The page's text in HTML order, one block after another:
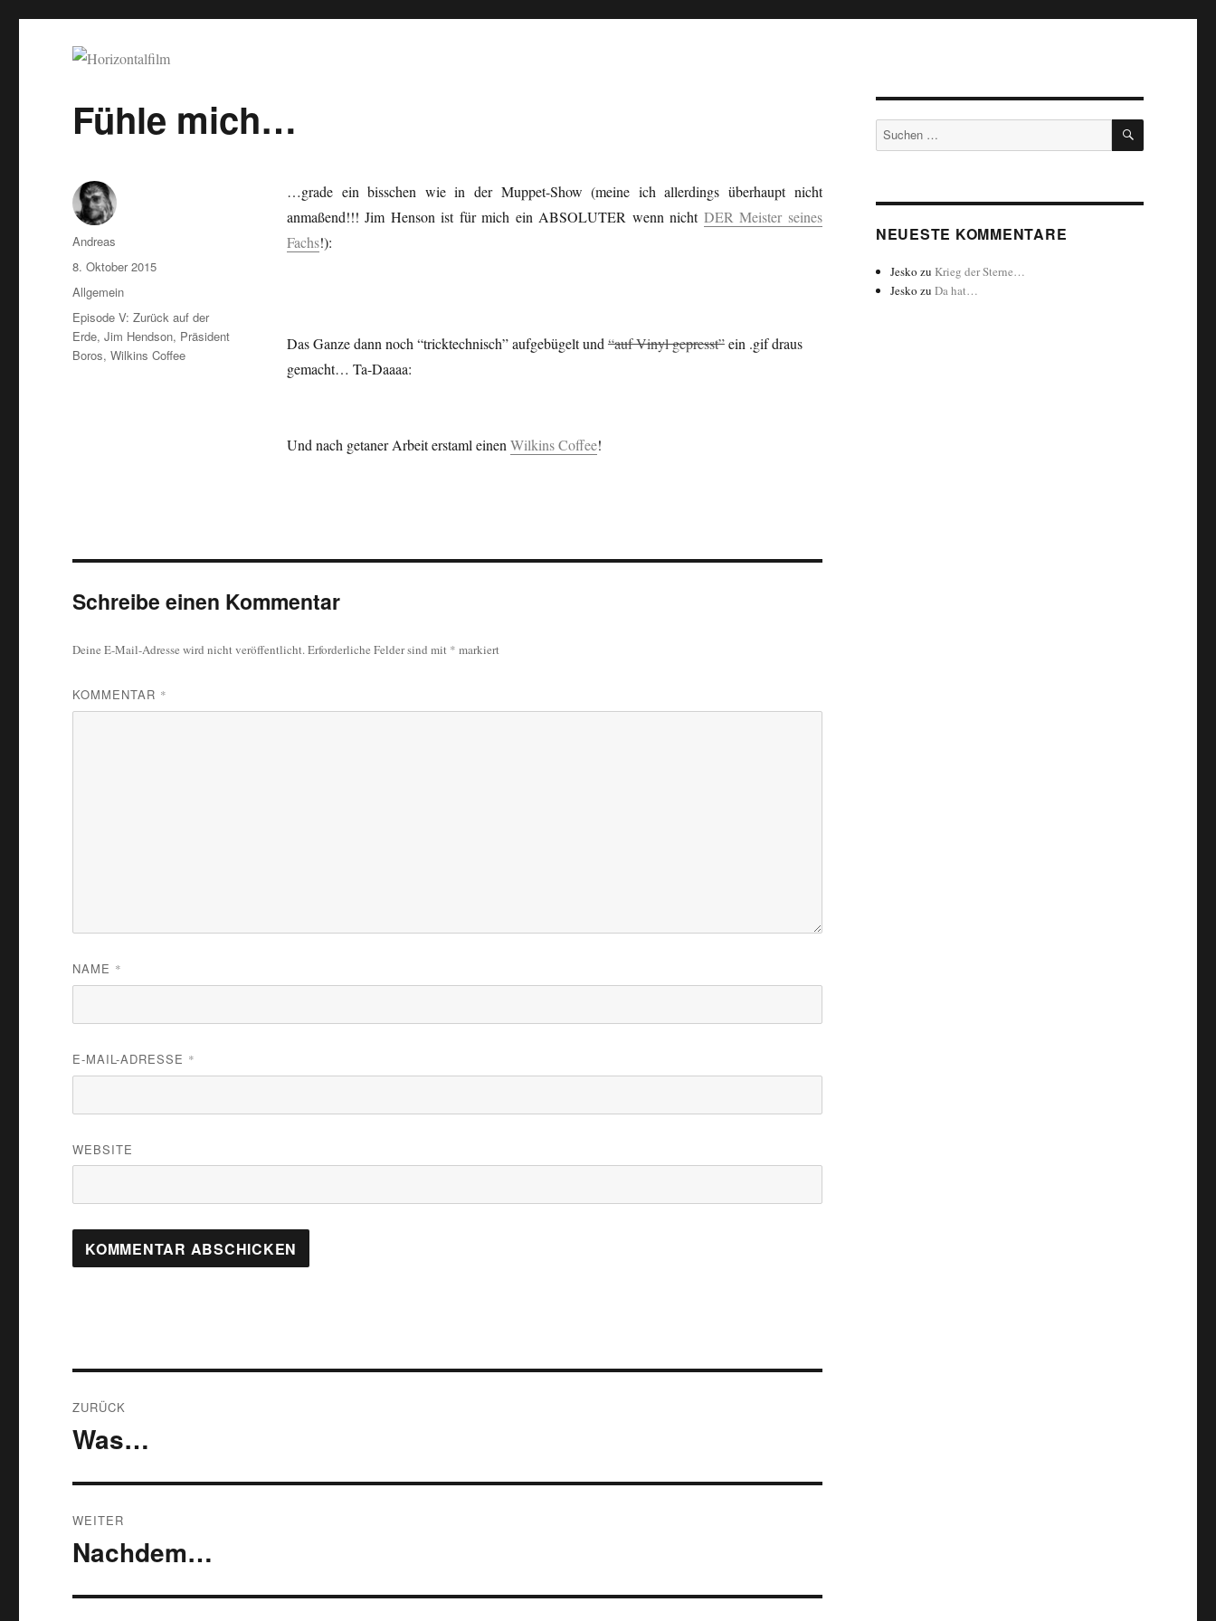
Fühle mich…
…grade ein bisschen wie in der Muppet-Show (meine ich allerdings überhaupt nicht
anmaßend!!! Jim Henson ist für mich ein ABSOLUTER wenn nicht DER Meister seines
Fachs!):
Das Ganze dann noch “tricktechnisch” aufgebügelt und“auf Vinyl gepresst”ein .gif draus
gemacht… Ta-Daaaa:
Und nach getaner Arbeit erstaml einenWilkins Coffee!
Autor
Andreas
Veröffentlicht
am
8. Oktober 2015
Kategorien
Allgemein
Schlagwörter
Episode V: Zurück auf der
Erde,Jim Hendson, Präsident
Boros,Wilkins Coffee
Schreibe einen Kommentar
Deine E-Mail-Adresse wird nicht veröffentlicht.Erforderliche Felder sind mit * markiert
KOMMENTAR *
NAME *
E-MAIL-ADRESSE *
WEBSITE
ZURÜCK
Vorheriger
Was…
WEITER
Nächster
Nachdem…
Suchen
nach:
SUCHEN
NEUESTE KOMMENTARE
Jesko zu Krieg der Sterne…
Jesko zuDa hat…